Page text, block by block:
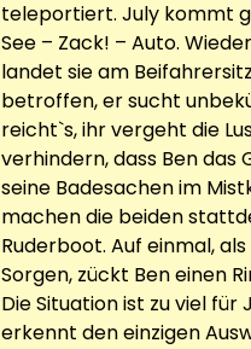
teleportiert. July kommt
See – Zack! – Auto.
landet sie am
betroffen, er sucht
reicht`s, ihr vergeht die
verhindern, dass Ben das
seine Badesachen im
machen die beiden
Ruderboot. Auf einmal,
Sorgen, zückt Ben einen
Die Situation ist zu viel für
erkennt den einzigen